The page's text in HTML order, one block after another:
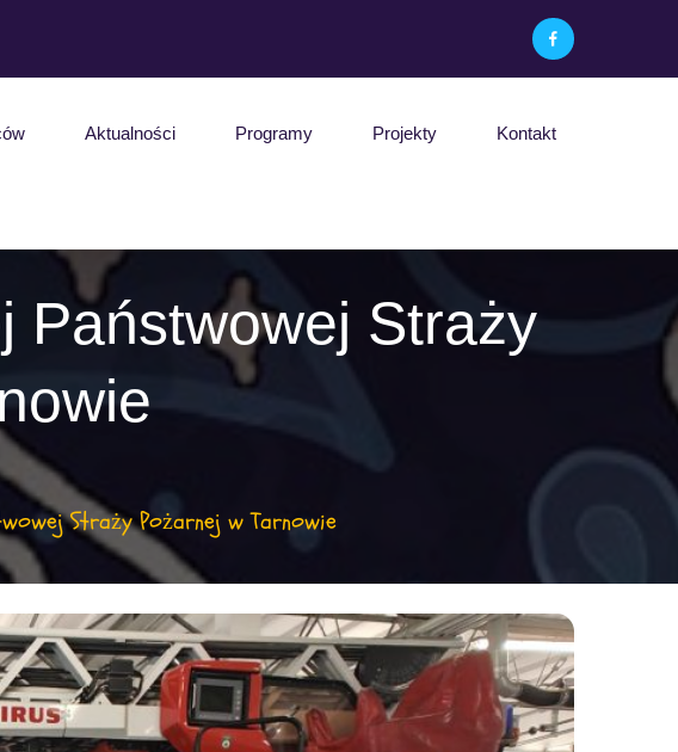
Aktualności Programy Projekty Kontakt
Państwowej Straży
Straży Pożarnej w Tarnowie